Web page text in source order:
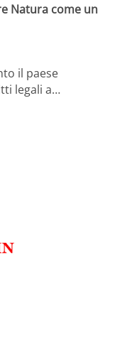
Natura come un
il paese
legali a…